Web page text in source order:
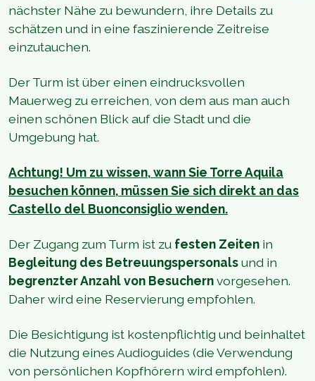
nächster Nähe zu bewundern, ihre Details zu
schätzen und in eine faszinierende Zeitreise
einzutauchen.
Der Turm ist über einen eindrucksvollen
Mauerweg zu erreichen, von dem aus man auch
einen schönen Blick auf die Stadt und die
Umgebung hat.
Achtung! Um zu wissen, wann Sie Torre Aquila
besuchen können, müssen Sie sich direkt an das
Castello del Buonconsiglio wenden.
Der Zugang zum Turm ist zu festen Zeiten in
Begleitung des Betreuungspersonalsund in
begrenzter Anzahl von Besuchernvorgesehen.
Daher wird eine Reservierung empfohlen.
Die Besichtigung ist kostenpflichtig und beinhaltet
die Nutzung eines Audioguides (die Verwendung
von persönlichen Kopfhörern wird empfohlen).